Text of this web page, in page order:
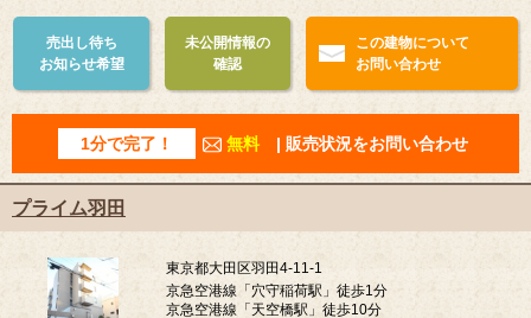
売出し待ち
お知らせ希望
未公開情報の
確認
この建物について
お問い合わせ
1分で完了！ 無料 | 販売状況をお問い合わせ
プライム羽田
東京都大田区羽田4-11-1
京急空港線「穴守稲荷駅」徒歩1分
京急空港線「天空橋駅」徒歩10分